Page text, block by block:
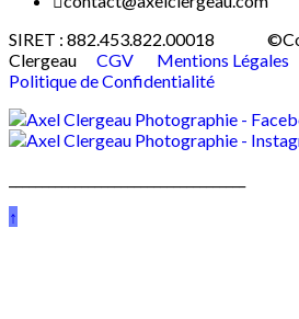
SIRET : 882.453.822.00018
Clergeau CGV
Mentions Légales
Politique de Confidentialité
↑